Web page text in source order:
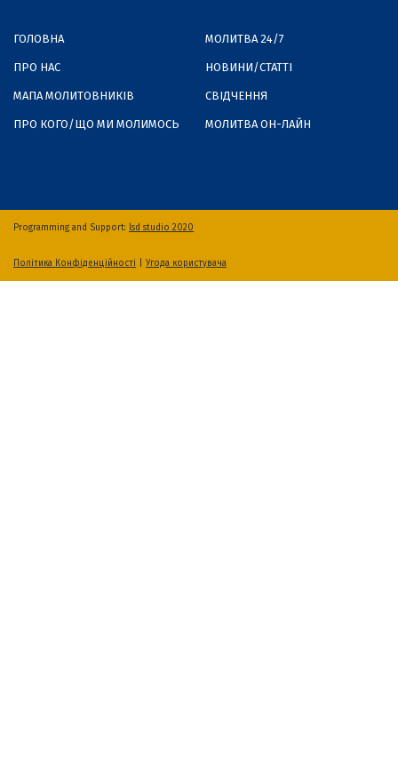
ГОЛОВНА
ПРО НАС
МАПА МОЛИТОВНИКІВ
ПРО КОГО/ЩО МИ МОЛИМОСЬ
МОЛИТВА 24/7
НОВИНИ/СТАТТІ
СВІДЧЕННЯ
МОЛИТВА ОН-ЛАЙН
Programming and Support: lsd studio 2020
Політика Конфіденційності Угода користувача